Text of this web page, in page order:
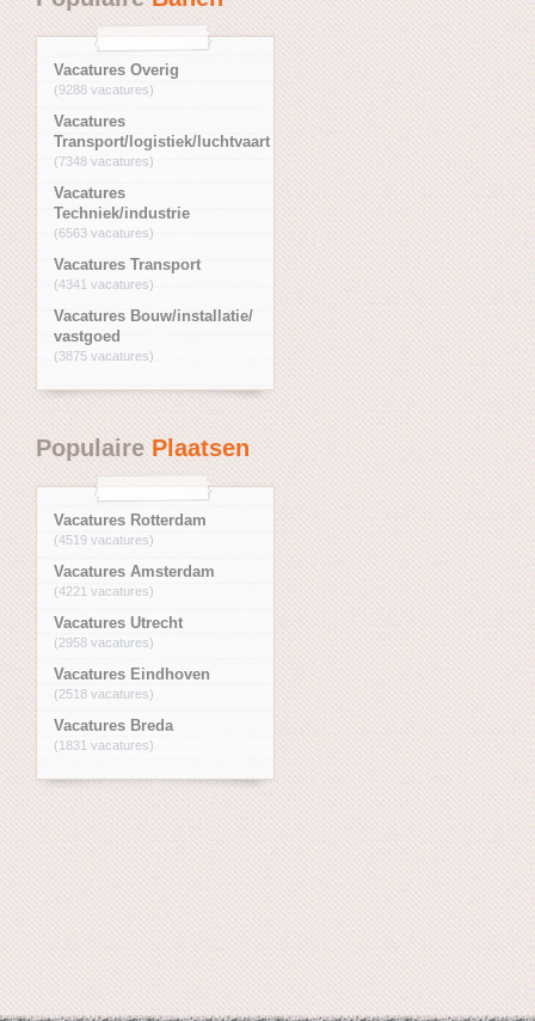
Vacatures Overig
(9288 vacatures)
Vacatures
Transport/logistiek/luchtvaart
(7348 vacatures)
Vacatures
Techniek/industrie
(6563 vacatures)
Vacatures Transport
(4341 vacatures)
Vacatures Bouw/installatie/
vastgoed
(3875 vacatures)
Populaire Plaatsen
Vacatures Rotterdam
(4519 vacatures)
Vacatures Amsterdam
(4221 vacatures)
Vacatures Utrecht
(2958 vacatures)
Vacatures Eindhoven
(2518 vacatures)
Vacatures Breda
(1831 vacatures)